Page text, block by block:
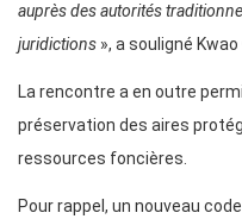
auprès des autorités
juridictions », a souligné
La rencontre a en outre
préservation des aires
ressources foncières.
Pour rappel, un nouveau